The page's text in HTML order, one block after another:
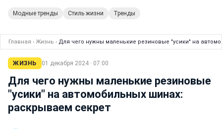
Модные тренды Стиль жизни Тренды
Главная › Жизнь › Для чего нужны маленькие резиновые "усики" на
ЖИЗНЬ 01 декабря 2024 · 07:00
Для чего нужны маленькие резиновые
"усики" на автомобильных шинах:
раскрываем секрет